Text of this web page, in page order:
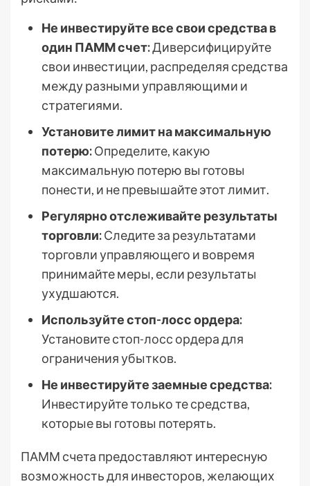
Не инвестируйте все свои средства в
один ПАММ счет:Диверсифицируйте
свои инвестиции, распределяя средства
между разными управляющими и
стратегиями.
Установите лимит на максимальную
потерю:Определите, какую
максимальную потерю вы готовы
понести, и не превышайте этот лимит.
Регулярно отслеживайте результаты
торговли:Следите за результатами
торговли управляющего и вовремя
принимайте меры, если результаты
ухудшаются.
Используйте стоп-лосс ордера:
Установите стоп-лосс ордера для
ограничения убытков.
Не инвестируйте заемные средства:
Инвестируйте только те средства,
которые вы готовы потерять.
ПАММ счета предоставляют интересную
возможность для инвесторов, желающих